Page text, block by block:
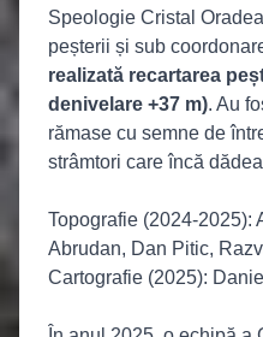
Speologie Cristal
peșterii și sub
realizată recartarea
denivelare +37 m). Au
rămase cu semne de
strâmtori care încă
Topografie (2024-2025):
Abrudan, Dan Pitic,
Cartografie (2025):